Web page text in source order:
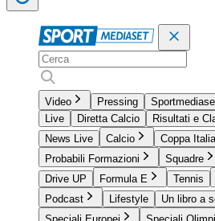
Video Pressing
Live
Diretta Calcio
Risultati e
News Live
Calcio Coppa Italia
Probabili Formazioni
Squadre
Drive UP
Formula E Tennis
Podcast
Lifestyle
Un libro a